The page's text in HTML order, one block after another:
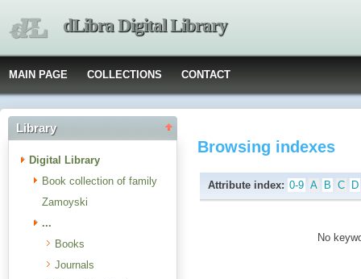
dLibra Digital Library
MAIN PAGE COLLECTIONS CONTACT
Library
Digital Library
Book collection of family
Zamoyski
...
Books
Journals
Browsing indexes
Attribute index: 0-9 A B C D
No